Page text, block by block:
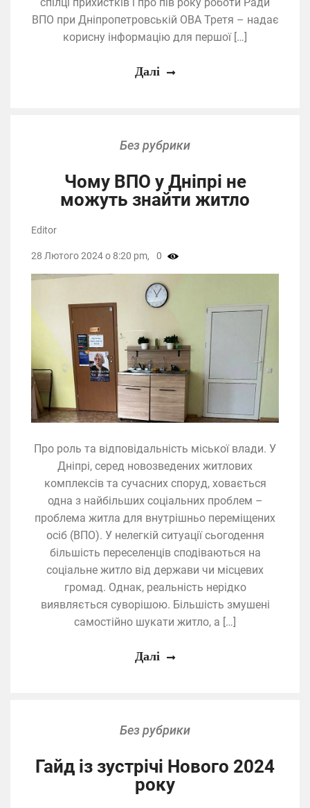
ВПО при Дніпропетровській ОВА Третя – надає
корисну інформацію для першої […]
Далі
Без рубрики
Чому ВПО у Дніпрі не
можуть знайти житло
Про роль та відповідальність міської влади. У
Дніпрі, серед новозведених житлових
комплексів та сучасних споруд, ховається
одна з найбільших соціальних проблем –
проблема житла для внутрішньо переміщених
осіб (ВПО). У нелегкій ситуації сьогодення
більшість переселенців сподіваються на
соціальне житло від держави чи місцевих
громад. Однак, реальність нерідко
виявляється суворішою. Більшість змушені
самостійно шукати житло, а […]
Editor
28 Лютого 2024 о 8:20 pm, 0
Далі
Без рубрики
Гайд із зустрічі Нового 2024
року